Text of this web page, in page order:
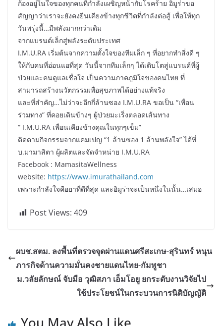
ก้องอยู่ในใจของทุกคนที่กำลังเผชิญหน้ากับโรคร้าย อิมูร่าขอ
สัญญาว่าเราจะยังคงยืนเคียงข้างทุกชีวิตที่กำลังต่อสู้ เพื่อให้ทุก
วันพรุ่งนี้…มีพลังมากกว่าเดิม
จากแบรนด์เล็กสู่พลังระดับประเทศ
I.M.U.RA เริ่มต้นจากความตั้งใจของทีมเล็ก ๆ ที่อยากทำสิ่งดี ๆ
ให้กับคนที่อ่อนแอที่สุด วันนี้จากทีมเล็กๆ ได้เติบโตสู่แบรนด์ที่ผู้
ป่วยและคนดูแลเชื่อใจ เป็นความภาคภูมิใจของคนไทย ที่
สามารถสร้างนวัตกรรมเพื่อสุขภาพได้อย่างแท้จริง
และที่สำคัญ…ไม่ว่าจะอีกกี่ล้านซอง I.M.U.RA ขอเป็น “เพื่อน
ร่วมทาง” ที่คอยเดินข้างๆ ผู้ป่วยมะเร็งตลอดเส้นทาง
“ I.M.U.RA เพื่อนเคียงข้างคุณในทุกๆเข็ม”
ติดตามกิจกรรมจากแคมเปญ “1 ล้านซอง 1 ล้านพลังใจ” ได้ที่
บ.มามาสิตา ผู้ผลิตและจัดจำหน่าย I.M.U.RA
Facebook : MamasitaWellness
website: https://www.imurathailand.com
เพราะกำลังใจคือยาที่ดีที่สุด และอิมูร่าจะเป็นหนึ่งในนั้น…เสมอ
Post Views: 409
ผบช.สตม. ลงพื้นที่ตรวจจุดผ่านแดนศรีสะเกษ-สุรินทร์ หนุน
ภารกิจด้านความมั่นคงชายแดนไทย-กัมพูชา
ม.วลัยลักษณ์ จับมือ วุฒิสภา เอ็มโอยู ยกระดับงานวิจัยไป
ใช้ประโยชน์ในกระบวนการนิติบัญญัติ